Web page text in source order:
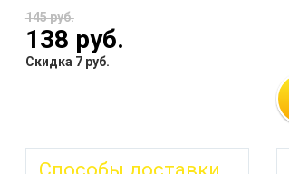
145 руб.
138 руб.
Скидка 7 руб.